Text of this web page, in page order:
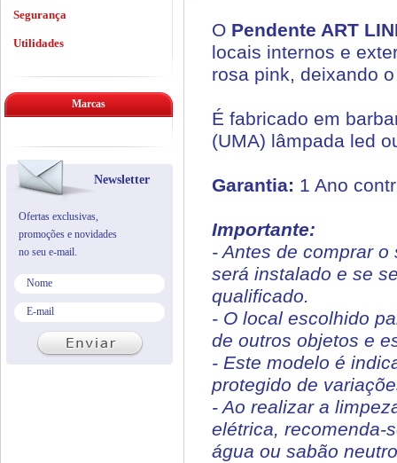
O Pendente ART
locais internos e
rosa pink, deixando
É fabricado em
(UMA) lâmpada led
Garantia: 1 Ano
Importante:
- Antes de comprar
será instalado e se
qualificado.
- O local escolhido
de outros objetos e
- Este modelo é
protegido de
- Ao realizar a
elétrica, recomenda-
água ou sabão
Segurança
Utilidades
Marcas
Newsletter
Ofertas exclusivas,
promoções e novidades
no seu e-mail.